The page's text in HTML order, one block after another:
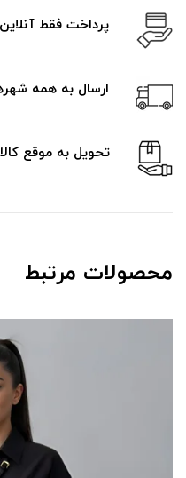
پرداخت فقط آنلاین
ارسال به همه
تحویل به موقع کالا
محصولات مرتبط